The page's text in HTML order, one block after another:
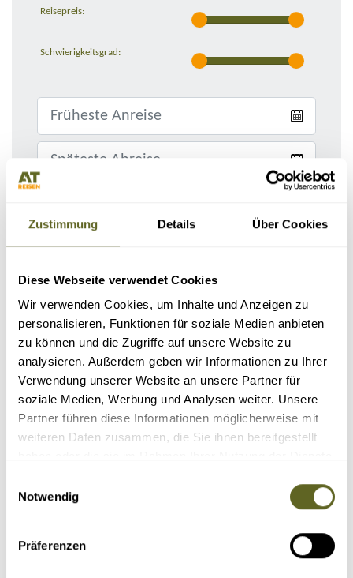
Zustimmung Details Über Cookies
Diese Webseite verwendet Cookies
Wir verwenden Cookies, um Inhalte und Anzeigen zu
personalisieren, Funktionen für soziale Medien anbieten
zu können und die Zugriffe auf unsere Website zu
analysieren. Außerdem geben wir Informationen zu Ihrer
Verwendung unserer Website an unsere Partner für
soziale Medien, Werbung und Analysen weiter. Unsere
Partner führen diese Informationen möglicherweise mit
weiteren Daten zusammen, die Sie ihnen bereitgestellt
Notwendig
Präferenzen
Reisepreis:
Schwierigkeitsgrad:
REISEN
Sortieren nach: